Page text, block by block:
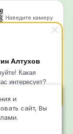
Алтухов
Какая
интересует?
Наведите камеру
для перехода
"Графикс
и
сайт, Вы